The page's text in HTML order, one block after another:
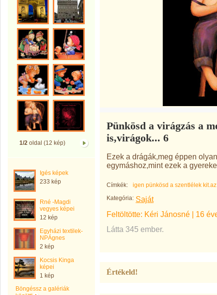
1/2oldal (12 kép)
Igés képek
233 kép
Rné -Magdi
vegyes képei
12 kép
Egyházi textilek-
NPÁgnes
2 kép
Kocsis Kinga
képei
1 kép
Böngéssz a galériák
Pünkösd a virágzás a
is,virágok... 6
Ezek a drágák,meg éppen
egymáshoz,mint ezek a
Címkék:
igen pünkösd a szentlélek
Kategória: Saját
Feltöltötte: Kéri Jánosné | 16
Látta 345 ember.
Értékeld!